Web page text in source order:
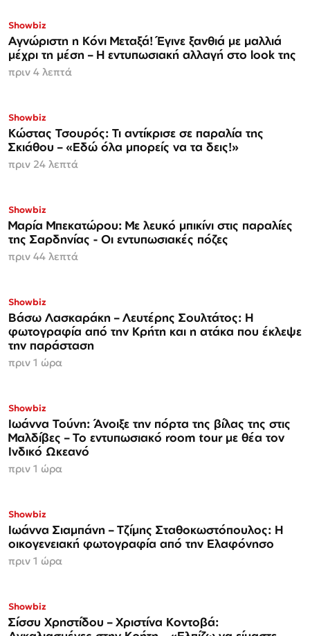
Showbiz
Αγνώριστη η Κόνι Μεταξά! Έγινε ξανθιά με μαλλιά
μέχρι τη μέση – Η εντυπωσιακή αλλαγή στο look της
πριν 4 λεπτά
Showbiz
Κώστας Τσουρός: Τι αντίκρισε σε παραλία της
Σκιάθου – «Εδώ όλα μπορείς να τα δεις!»
πριν 24 λεπτά
Showbiz
Μαρία Μπεκατώρου: Με λευκό μπικίνι στις παραλίες
της Σαρδηνίας - Οι εντυπωσιακές πόζες
πριν 44 λεπτά
Showbiz
Βάσω Λασκαράκη – Λευτέρης Σουλτάτος: Η
φωτογραφία από την Κρήτη και η ατάκα που έκλεψε
την παράσταση
πριν 1 ώρα
Showbiz
Ιωάννα Τούνη: Άνοιξε την πόρτα της βίλας της στις
Μαλδίβες – Το εντυπωσιακό room tour με θέα τον
Ινδικό Ωκεανό
πριν 1 ώρα
Showbiz
Ιωάννα Σιαμπάνη – Τζίμης Σταθοκωστόπουλος: Η
οικογενειακή φωτογραφία από την Ελαφόνησο
πριν 1 ώρα
Showbiz
Σίσσυ Χρηστίδου – Χριστίνα Κοντοβά: